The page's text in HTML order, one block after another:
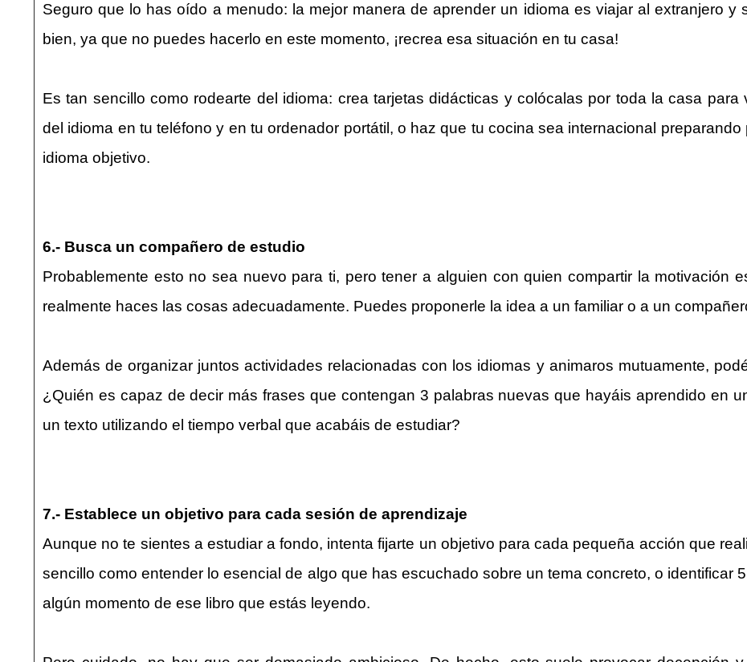
Seguro que lo has oído a menudo: la mejor manera de aprender un idioma es viajar al extranjero y
bien, ya que no puedes hacerlo en este momento, ¡recrea esa situación en tu casa!
Es tan sencillo como rodearte del idioma: crea tarjetas didácticas y colócalas por toda la casa
del idioma en tu teléfono y en tu ordenador portátil, o haz que tu cocina sea internacional
idioma objetivo.
6.- Busca un compañero de estudio
Probablemente esto no sea nuevo para ti, pero tener a alguien con quien compartir la motivación
realmente haces las cosas adecuadamente. Puedes proponerle la idea a un familiar o a un
Además de organizar juntos actividades relacionadas con los idiomas y animaros mutuamente,
¿Quién es capaz de decir más frases que contengan 3 palabras nuevas que hayáis aprendido en
un texto utilizando el tiempo verbal que acabáis de estudiar?
7.- Establece un objetivo para cada sesión de aprendizaje
Aunque no te sientes a estudiar a fondo, intenta fijarte un objetivo para cada pequeña acción que
sencillo como entender lo esencial de algo que has escuchado sobre un tema concreto, o identificar
algún momento de ese libro que estás leyendo.